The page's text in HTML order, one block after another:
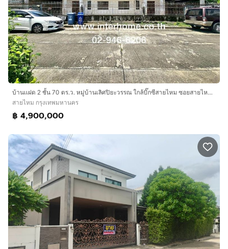
บ้านเเฝด 2 ชั้น 70 ตร.ว. หมู่บ้านเลิศปิยะวรรณ ใกล้บิ๊กซีสายไหม ซอยสายไหม ถนนสายไหม ถนนสายไหม51 เขตสายไหม กรุงเทพมหานคร
สายไหม กรุงเทพมหานคร
฿ 4,900,000